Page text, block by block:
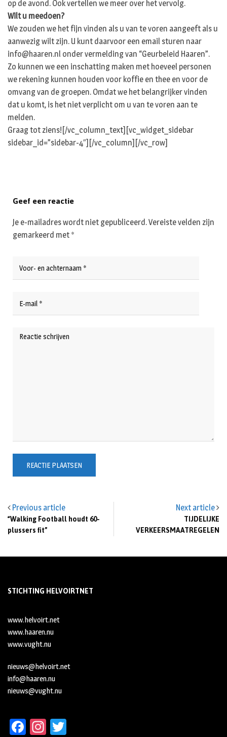
op de avond. Ook vertellen we meer over het vervolg.
Wilt u meedoen?
We zouden we het fijn vinden als u van te voren aangeeft als u
aanwezig wilt zijn. U kunt daarvoor een email sturen naar
info@haaren.nl onder vermelding van “Geurbeleid Haaren”.
Zo kunnen we een inschatting maken met hoeveel personen
we rekening kunnen houden voor koffie en thee en voor de
omvang van de groepen. Omdat we het belangrijker vinden
dat u komt, is het niet verplicht om u van te voren aan te
melden.
Graag tot ziens![/vc_column_text][vc_widget_sidebar
sidebar_id=”sidebar-4″][/vc_column][/vc_row]
Previous article
“Walking Football houdt 60-
plussers fit”
Next article
TIJDELIJKE
VERKEERSMAATREGELEN
Geef een reactie
Je e-mailadres wordt niet gepubliceerd.Vereiste velden zijn
gemarkeerd met *
STICHTING HELVOIRTNET
www.helvoirt.net
www.haaren.nu
www.vught.nu
nieuws@helvoirt.net
info@haaren.nu
nieuws@vught.nu
Fa In